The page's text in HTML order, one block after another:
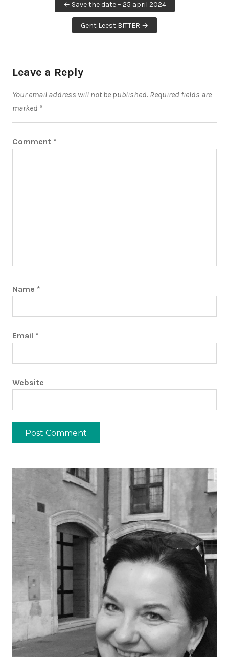
navigation
← Save the date – 25 april 2024
Gent Leest BITTER →
Leave a Reply
Your email address will not be published. Required fields are
marked *
Comment *
Name *
Email *
Website